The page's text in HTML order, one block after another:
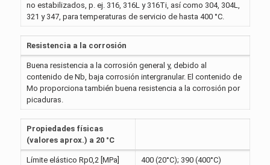
no estabilizados, p. ej. 316, 316L y 316Ti, así como 304, 304L,
321 y 347, para temperaturas de servicio de hasta 400 °C.
Resistencia a la corrosión
Buena resistencia a la corrosión general y, debido al
contenido de Nb, baja corrosión intergranular. El contenido de
Mo proporciona también buena resistencia a la corrosión por
picaduras.
Propiedades físicas
(valores aprox.) a 20 °C
Límite elástico Rp0,2 [MPa] 400 (20°C); 390 (400°C)